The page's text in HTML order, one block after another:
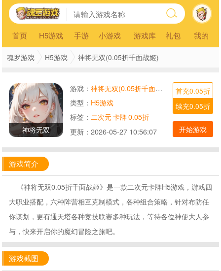
首页 H5游戏 手游 小游戏 游戏库 礼包 我的
魂罗游戏 H5游戏 神将无双(0.05折千面战姬)
神将无双
游戏： 神将无双(0.05折千面战姬)
类型： H5游戏
标签： 二次元卡牌0.05折
更新： 2026-05-27 10:56:07
首充0.05折
续充0.05折
开始游戏
游戏简介
《神将无双0.05折千面战姬》是一款二次元卡牌H5游戏，游戏四
大职业搭配，六种阵营相互克制模式，各种组合策略，针对布防任
你谋划，更有通天塔各种竞技联赛多种玩法，等待各位神使大人参
与，快来开启你的魔幻冒险之旅吧。
游戏截图